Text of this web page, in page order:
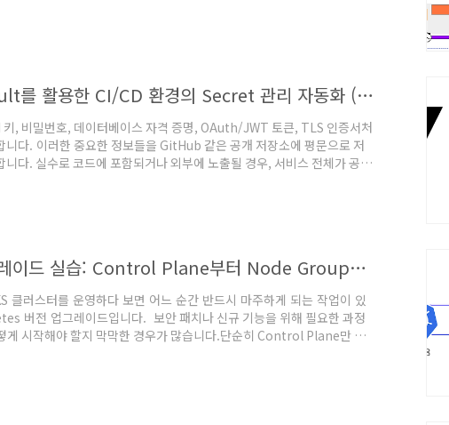
실습을 진행해보겠습니다. GPU 활용의 과거와 미래GPU 사용의 필요성
HashiCorp Vault를 활용한 CI/CD 환경의 Secret 관리 자동화 (Jenkins, ArgoCD)
, 비밀번호, 데이터베이스 자격 증명, OAuth/JWT 토큰, TLS 인증서처
니다. 이러한 중요한 정보들을 GitHub 같은 공개 저장소에 평문으로 저
니다. 실수로 코드에 포함되거나 외부에 노출될 경우, 서비스 전체가 공격
가 필요하며, 그중 대표적인 솔루션이 바로 HashiCorp Vault입니
AWS EKS 업그레이드 실습: Control Plane부터 Node Group까지
클러스터를 운영하다 보면 어느 순간 반드시 마주하게 되는 작업이 있
버전 업그레이드입니다. 보안 패치나 신규 기능을 위해 필요한 과정
게 시작해야 할지 막막한 경우가 많습니다.단순히 Control Plane만 업
업그레이드가 가능합니다. (게다가 업그레이드 방식도 In-Place로 할지,